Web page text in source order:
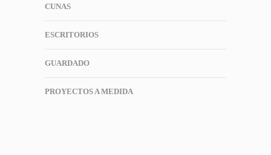
CUNAS
ESCRITORIOS
GUARDADO
PROYECTOS A MEDIDA